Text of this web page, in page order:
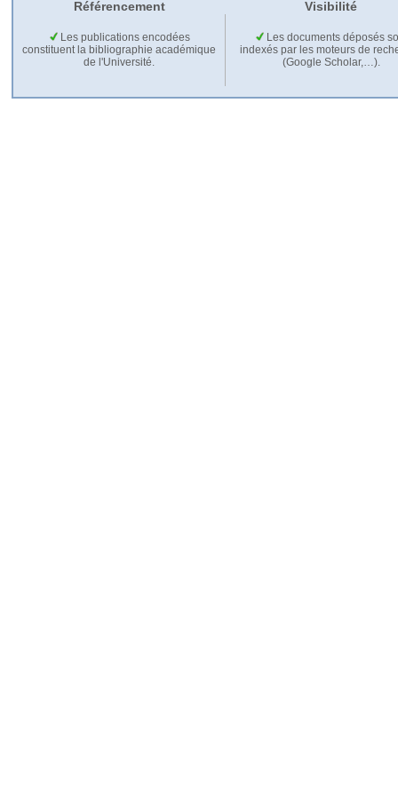
Référencement Visibilité
Les publications encodées
constituent la bibliographie académique
de l'Université.
Les documents déposés
indexés par les moteurs de
(Google Scholar,…).